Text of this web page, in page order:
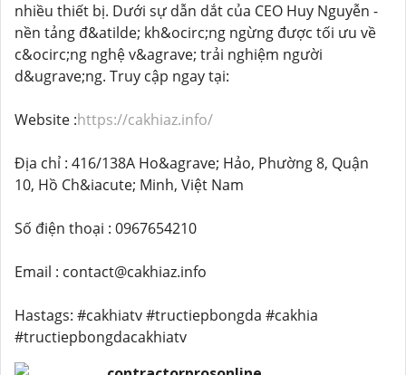
nhiều thiết bị. Dưới sự dẫn dắt của CEO Huy Nguyễn -
nền tảng đ&atilde; kh&ocirc;ng ngừng được tối ưu về
c&ocirc;ng nghệ v&agrave; trải nghiệm người
d&ugrave;ng. Truy cập ngay tại:
Website :https://cakhiaz.info/
Địa chỉ : 416/138A Ho&agrave; Hảo, Phường 8, Quận
10, Hồ Ch&iacute; Minh, Việt Nam
Số điện thoại : 0967654210
Email : contact@cakhiaz.info
Hastags: #cakhiatv #tructiepbongda #cakhia
#tructiepbongdacakhiatv